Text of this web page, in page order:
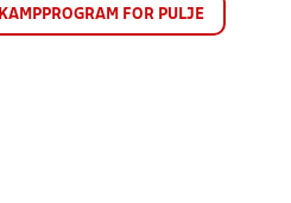
KAMPPROGRAM FOR PULJE